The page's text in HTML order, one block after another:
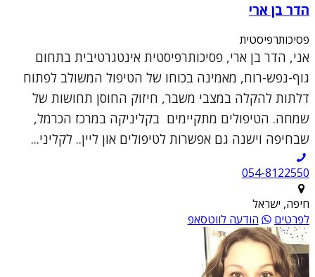
הדר בן ארי
פסיכותרפיסטית
אני, הדר בן ארי, פסיכותרפיסטית אינטגרטיבית בתחום
גוף-נפש-רוח, מאמינה בכוחו של הטיפול המשולב לפתוח
דלתות להקלה במצבי משבר, חיזוק החוסן תחושות של
שמחה. הטיפולים מתקיימים בקליניקה במרכז הכרמל,
שבחיפה וישנה גם אפשרות לטיפולים און ליין.. לקליני...
054-8122550
חיפה, ישראל
לפרטים
הודעה לווטסאפ